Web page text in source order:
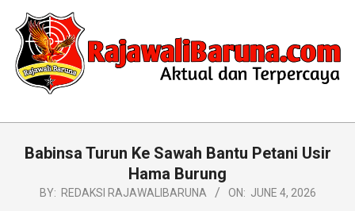
content
Primary
MenuBabinsa Turun Ke Sawah Bantu Petani Usir
Hama Burung
BY: REDAKSI RAJAWALIBARUNA ON: JUNE 4, 2026